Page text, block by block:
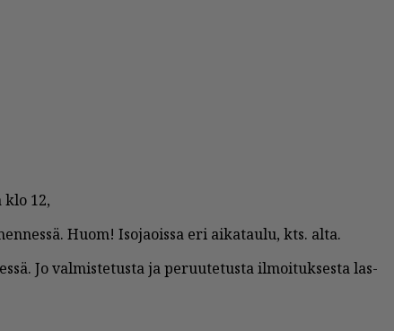
12,
Huom! Iso­ja­ois­sa eri ai­ka­tau­lu, kts. al­ta.
Jo val­mis­te­tus­ta ja pe­ruu­te­tus­ta il­moi­tuk­ses­ta las­